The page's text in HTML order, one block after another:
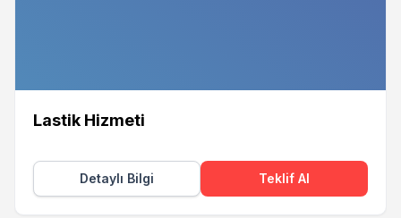
Lastik Hizmeti
Detaylı Bilgi Teklif Al